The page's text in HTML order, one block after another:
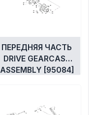
ПЕРЕДНЯЯ ЧАСТЬ
DRIVE GEARCASE
ASSEMBLY [95084]